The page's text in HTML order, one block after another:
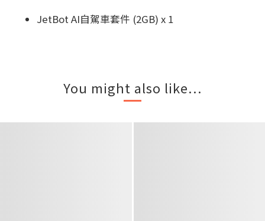
JetBot AI自駕車套件 (2GB) x 1
You might also like...